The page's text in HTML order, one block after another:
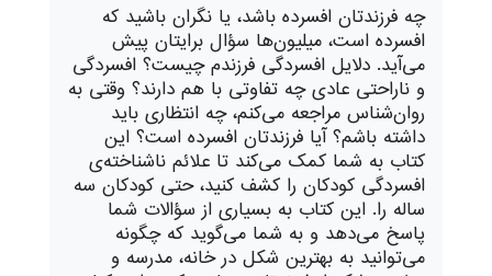
چه فرزندتان افسرده باشد، یا نگران باشید که
افسرده است، میلیون‌ها سؤال برایتان پیش
می‌آید. دلایل افسردگی فرزندم چیست؟ افسردگی
و ناراحتی عادی چه تفاوتی با هم دارند؟ وقتی به
روان‌شناس مراجعه می‌کنم، چه انتظاری باید
داشته باشم؟ آیا فرزندتان افسرده است؟ این
کتاب به شما کمک می‌کند تا علائم ناشناخته‌ی
افسردگی کودکان را کشف کنید، حتی کودکان سه‌
ساله را. این کتاب به بسیاری از سؤالات شما
پاسخ می‌دهد و به شما می‌گوید که چگونه
می‌توانید به بهترین شکل در خانه، مدرسه و